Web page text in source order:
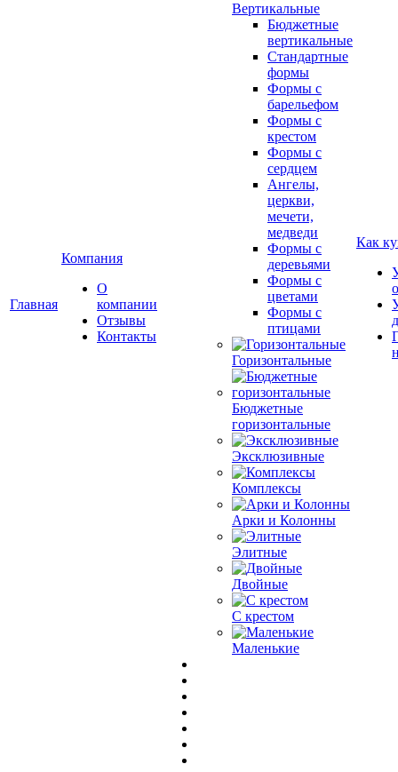
Главная
Компания
О
компании
Отзывы
Контакты
Вертикальные
Бюджетные
вертикальные
Стандартные
формы
Формы с
барельефом
Формы с
крестом
Формы с
сердцем
Ангелы,
церкви,
мечети,
медведи
Формы с
деревьями
Формы с
цветами
Формы с
птицами
Горизонтальные
Бюджетные
горизонтальные
Эксклюзивные
Комплексы
Арки и Колонны
Элитные
Двойные
С крестом
Маленькие
Как